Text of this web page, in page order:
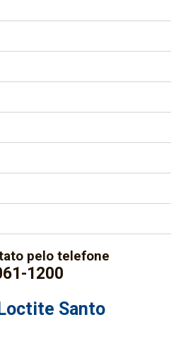
pelo telefone
1200
Santo